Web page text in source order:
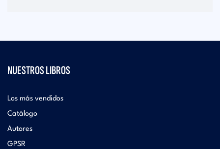
NUESTROS LIBROS
Los más vendidos
Catálogo
Autores
GPSR